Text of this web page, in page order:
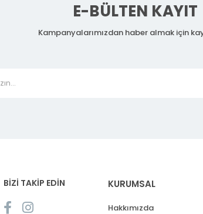
E-BÜLTEN KAYIT
Kampanyalarımızdan haber almak için
BİZİ TAKİP EDİN KURUMSAL
Hakkımızda